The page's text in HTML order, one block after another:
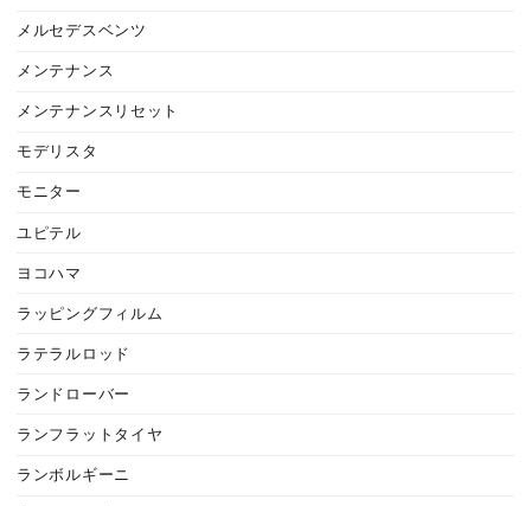
メルセデスベンツ
メンテナンス
メンテナンスリセット
モデリスタ
モニター
ユピテル
ヨコハマ
ラッピングフィルム
ラテラルロッド
ランドローバー
ランフラットタイヤ
ランボルギーニ